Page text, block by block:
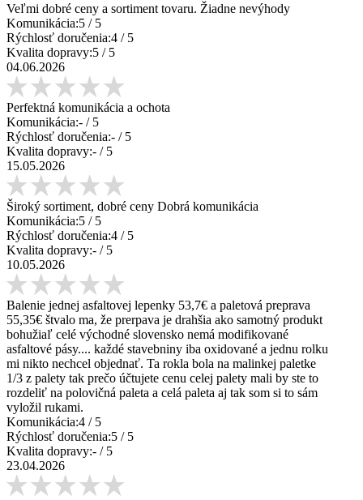
Veľmi dobré ceny a sortiment tovaru. Žiadne nevýhody
Komunikácia:5 / 5
Rýchlosť doručenia:4 / 5
Kvalita dopravy:5 / 5
04.06.2026
Perfektná komunikácia a ochota
Komunikácia:- / 5
Rýchlosť doručenia:- / 5
Kvalita dopravy:- / 5
15.05.2026
Široký sortiment, dobré ceny Dobrá komunikácia
Komunikácia:5 / 5
Rýchlosť doručenia:4 / 5
Kvalita dopravy:- / 5
10.05.2026
Balenie jednej asfaltovej lepenky 53,7€ a paletová preprava
55,35€ štvalo ma, že prerpava je drahšia ako samotný produkt
bohužiaľ celé východné slovensko nemá modifikované
asfaltové pásy.... každé stavebniny iba oxidované a jednu rolku
mi nikto nechcel objednať. Ta rokla bola na malinkej paletke
1/3 z palety tak prečo účtujete cenu celej palety mali by ste to
rozdeliť na polovičná paleta a celá paleta aj tak som si to sám
vyložil rukami.
Komunikácia:4 / 5
Rýchlosť doručenia:5 / 5
Kvalita dopravy:- / 5
23.04.2026